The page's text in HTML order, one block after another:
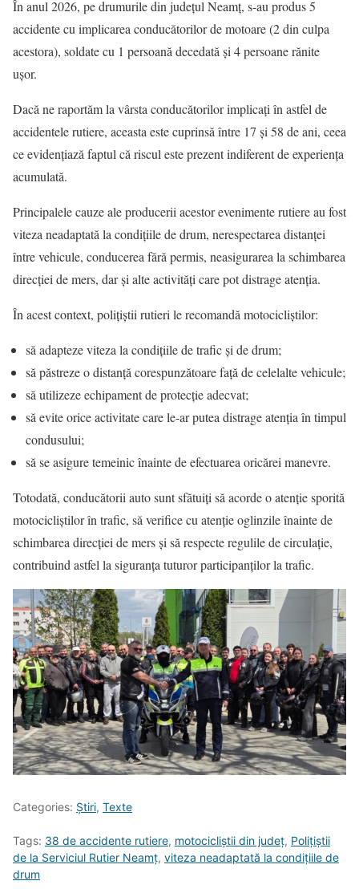
În anul 2026, pe drumurile din județul Neamț, s-au produs 5
accidente cu implicarea conducătorilor de motoare (2 din culpa
acestora), soldate cu 1 persoană decedată și 4 persoane rănite
ușor.
Dacă ne raportăm la vârsta conducătorilor implicați în astfel de
accidentele rutiere, aceasta este cuprinsă între 17 și 58 de ani, ceea
ce evidențiază faptul că riscul este prezent indiferent de experiența
acumulată.
Principalele cauze ale producerii acestor evenimente rutiere au fost
viteza neadaptată la condițiile de drum, nerespectarea distanței
între vehicule, conducerea fără permis, neasigurarea la schimbarea
direcției de mers, dar și alte activități care pot distrage atenția.
În acest context, polițiștii rutieri le recomandă motocicliștilor:
să adapteze viteza la condițiile de trafic și de drum;
să păstreze o distanță corespunzătoare față de celelalte vehicule;
să utilizeze echipament de protecție adecvat;
să evite orice activitate care le-ar putea distrage atenția în timpul
condusului;
să se asigure temeinic înainte de efectuarea oricărei manevre.
Totodată, conducătorii auto sunt sfătuiți să acorde o atenție sporită
motocicliștilor în trafic, să verifice cu atenție oglinzile înainte de
schimbarea direcției de mers și să respecte regulile de circulație,
contribuind astfel la siguranța tuturor participanților la trafic.
Categories: Știri, Texte
Tags: 38 de accidente rutiere, motocicliștii din județ, Polițiștii
de la Serviciul Rutier Neamț, viteza neadaptată la condițiile de
drum